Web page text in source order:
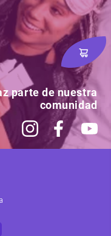
parte de nuestra
comunidad